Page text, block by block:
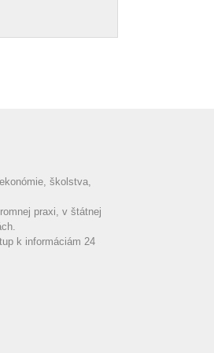
školstva,
praxi, v štátnej
k informáciám 24